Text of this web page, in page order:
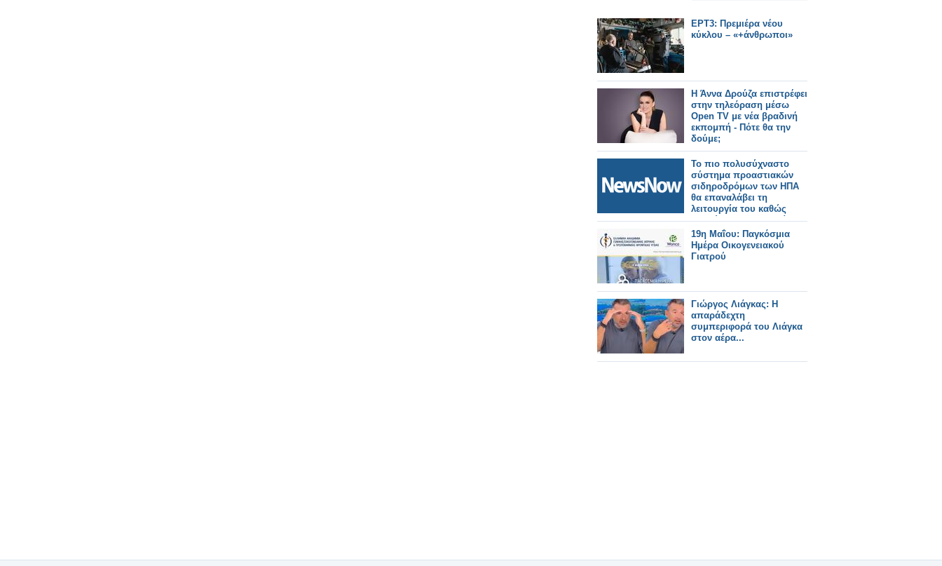
ΕΡΤ3: Πρεμιέρα νέου
κύκλου – «+άνθρωποι»
Η Άννα Δρούζα επιστρέφει
στην τηλεόραση μέσω
Open TV με νέα βραδινή
εκπομπή - Πότε θα την
δούμε;
Το πιο πολυσύχναστο
σύστημα προαστιακών
σιδηροδρόμων των ΗΠΑ
θα επαναλάβει τη
λειτουργία του καθώς
επιτεύχθηκε συμφωνία για
τον τερματισμό της
απεργίας.
19η Μαΐου: Παγκόσμια
Ημέρα Οικογενειακού
Γιατρού
Γιώργος Λιάγκας: Η
απαράδεχτη
συμπεριφορά του Λιάγκα
στον αέρα...